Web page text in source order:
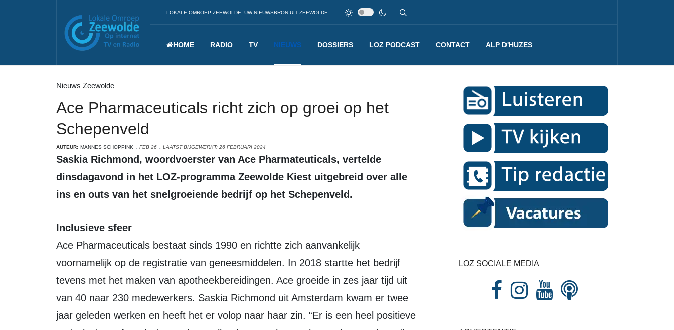
LOKALE OMROEP ZEEWOLDE, UW NIEUWSBRON UIT ZEEWOLDE
HOME RADIO TV NIEUWS DOSSIERS LOZ PODCAST CONTACT ALP D'HUZES
Nieuws Zeewolde
Ace Pharmaceuticals richt zich op groei op het
Schepenveld
AUTEUR: MANNES SCHOPPINK FEB 26 LAATST BIJGEWERKT: 26 FEBRUARI 2024
Saskia Richmond, woordvoerster van Ace Pharmateuticals, vertelde
dinsdagavond in het LOZ-programma Zeewolde Kiest uitgebreid over alle
ins en outs van het snelgroeiende bedrijf op het Schepenveld.
Inclusieve sfeer
Ace Pharmaceuticals bestaat sinds 1990 en richtte zich aanvankelijk
voornamelijk op de registratie van geneesmiddelen. In 2018 startte het bedrijf
tevens met het maken van apotheekbereidingen. Ace groeide in zes jaar tijd uit
van 40 naar 230 medewerkers. Saskia Richmond uit Amsterdam kwam er twee
jaar geleden werken en heeft het er volop naar haar zin. “Er is een heel positieve
LOZ SOCIALE MEDIA